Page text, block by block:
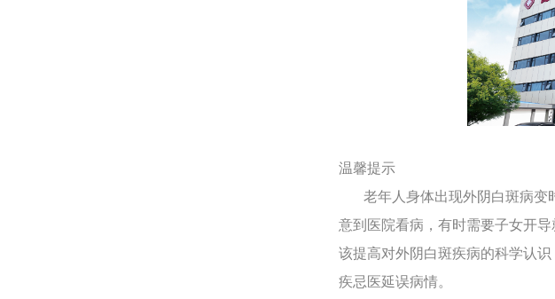
温馨提示
老年人身体出现外阴白斑病变
意到医院看病，有时需要子女开
该提高对外阴白斑疾病的科学认
疾忌医延误病情。